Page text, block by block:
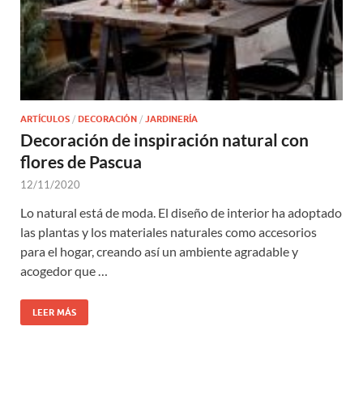
ARTÍCULOS / DECORACIÓN / JARDINERÍA
Decoración de inspiración natural con
flores de Pascua
12/11/2020
Lo natural está de moda. El diseño de interior ha adoptado
las plantas y los materiales naturales como accesorios
para el hogar, creando así un ambiente agradable y
acogedor que …
LEER MÁS